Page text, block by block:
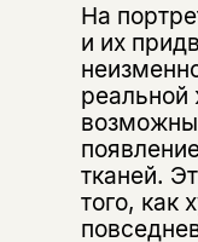
На
и их
реальной
тканей.
того, как